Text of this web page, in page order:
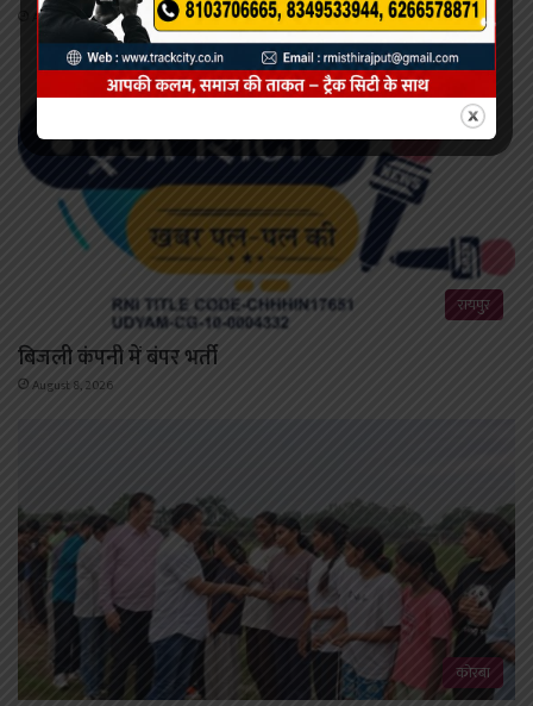
August 8, 2026
रायपुर
बिजली कंपनी में बंपर भर्ती
August 8, 2026
कोरबा